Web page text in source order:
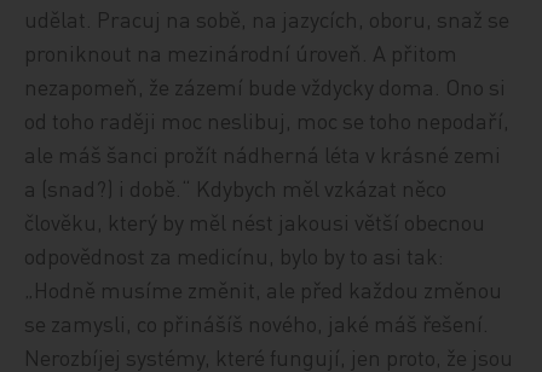
udělat. Pracuj na sobě, na jazycích, oboru, snaž se
proniknout na mezinárodní úroveň. A přitom
nezapomeň, že zázemí bude vždycky doma. Ono si
od toho raději moc neslibuj, moc se toho nepodaří,
ale máš šanci prožít nádherná léta v krásné zemi
a (snad?) i době.“ Kdybych měl vzkázat něco
člověku, který by měl nést jakousi větší obecnou
odpovědnost za medicínu, bylo by to asi tak:
„Hodně musíme změnit, ale před každou změnou
se zamysli, co přinášíš nového, jaké máš řešení.
Nerozbíjej systémy, které fungují, jen proto, že jsou